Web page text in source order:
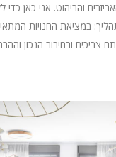
והריהוט. אני כאן כדי
במציאת החנויות
צריכים ובחיבור הנכון